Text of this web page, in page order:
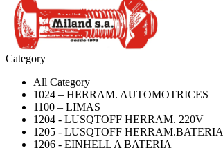
Category
All Category
1024 – HERRAM. AUTOMOTRICES
1100 – LIMAS
1204 - LUSQTOFF HERRAM. 220V
1205 - LUSQTOFF HERRAM.BATERIA
1206 - EINHELL A BATERIA